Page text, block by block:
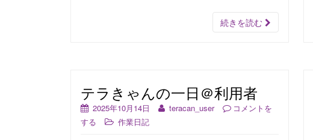
続きを読む
テラきゃんの一日＠利用者
2025年10月14日 teracan_user
コメントを
する
作業日記